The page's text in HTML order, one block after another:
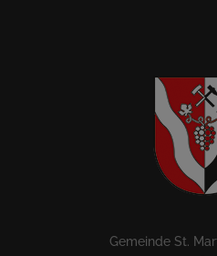
Gemeinde St.